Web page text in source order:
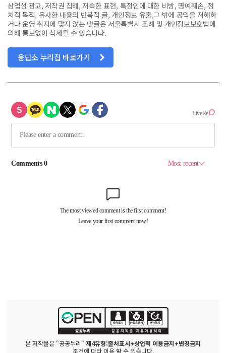
상업성 광고, 저작권 침해, 저속한 표현, 특정인에 대한 비방, 명예훼손, 정
치적 목적, 유사한 내용의 반복적 글, 개인정보 유출,그 밖에 공익을 저해하
거나 운영 취지에 맞지 않는 댓글은 서울특별시 조례 및 개인정보보호법에
의해 통보없이 삭제될 수 있습니다.
응답소 누리집 바로가기
본 저작물은 "공공누리" 제4유형:출처표시+상업적 이용금지+변경금지
조건에 따라 이용 할 수 있습니다.